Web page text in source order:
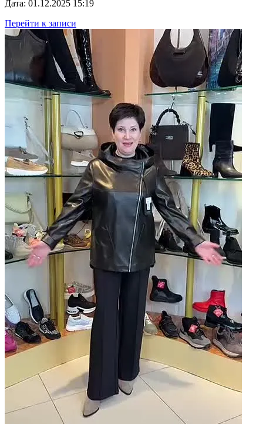
Дата: 01.12.2025 15:19
Перейти к записи